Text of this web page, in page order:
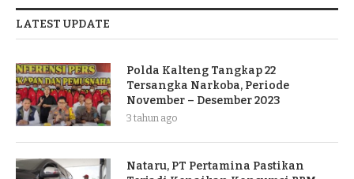
LATEST UPDATE
Polda Kalteng Tangkap 22
Tersangka Narkoba, Periode
November – Desember 2023
3 tahun ago
Nataru, PT Pertamina Pastikan